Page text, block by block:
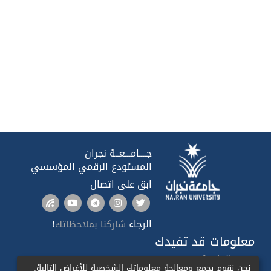
جــــامـــعــة نجران
المستودع الرقمي المؤسسي
ابق على اتصال
الرجاء شاركنا بملاحظاتك!
معلومات قد تفيدك
صدى الجامعة